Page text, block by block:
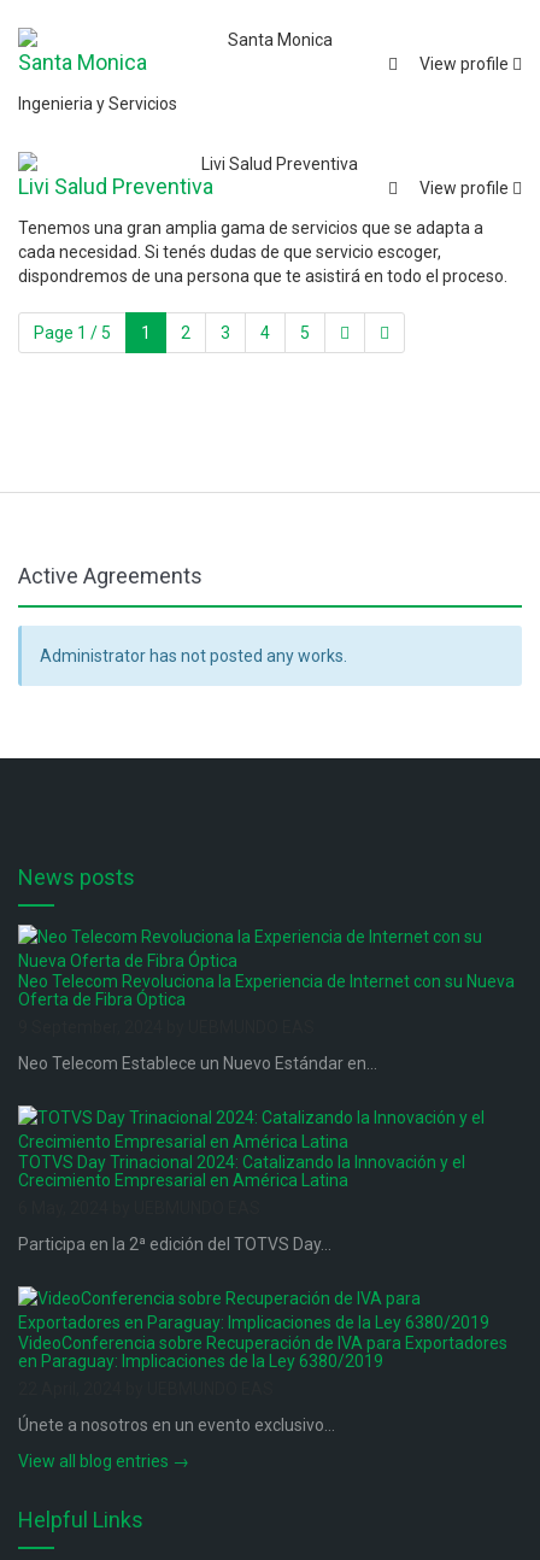
View profile
Santa Monica
Ingenieria y Servicios
View profile
Livi Salud Preventiva
Tenemos una gran amplia gama de servicios que se adapta a
cada necesidad. Si tenés dudas de que servicio escoger,
dispondremos de una persona que te asistirá en todo el proceso.
Page 1 / 5 1 2 3 4 5
Active Agreements
Administrator has not posted any works.
News posts
Neo Telecom Revoluciona la Experiencia de Internet con su Nueva
Oferta de Fibra Óptica
Neo Telecom Establece un Nuevo Estándar en...
TOTVS Day Trinacional 2024: Catalizando la Innovación y el
Crecimiento Empresarial en América Latina
Participa en la 2ª edición del TOTVS Day...
VideoConferencia sobre Recuperación de IVA para Exportadores
en Paraguay: Implicaciones de la Ley 6380/2019
Únete a nosotros en un evento exclusivo...
View all blog entries →
Helpful Links